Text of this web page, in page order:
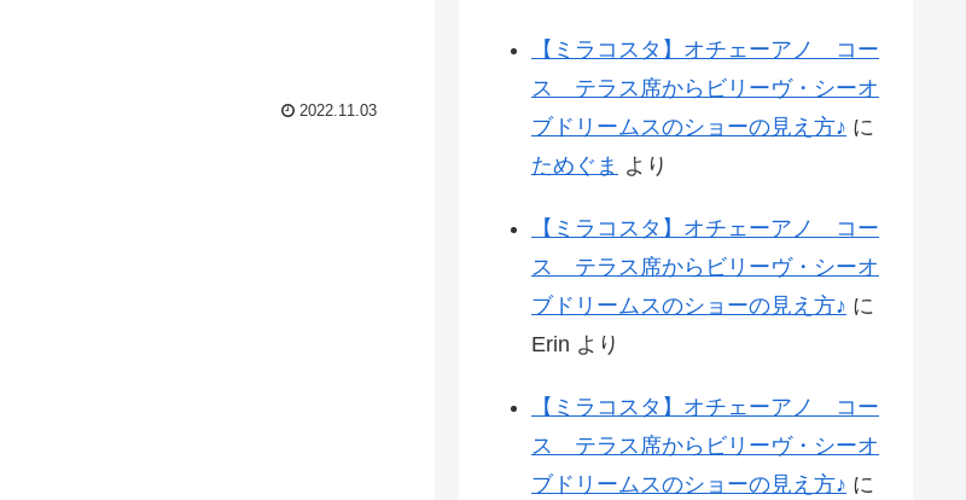
2022.11.03
【ミラコスタ】オチェーアノ コー
ス テラス席からビリーヴ・シーオ
ブドリームスのショーの見え方♪ に
ためぐま より
【ミラコスタ】オチェーアノ コー
ス テラス席からビリーヴ・シーオ
ブドリームスのショーの見え方♪ に
Erin より
【ミラコスタ】オチェーアノ コー
ス テラス席からビリーヴ・シーオ
ブドリームスのショーの見え方♪ に